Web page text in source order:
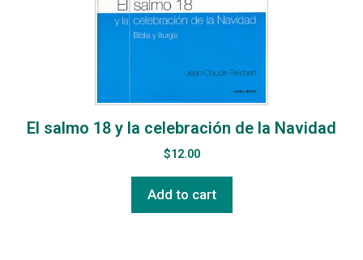
El salmo 18 y la celebración de la Navidad
$12.00
Add to cart